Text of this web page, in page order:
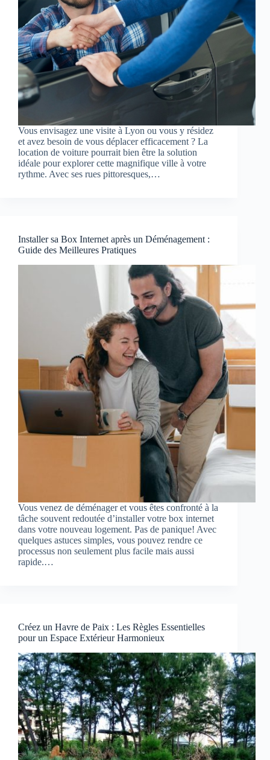
Vous envisagez une visite à Lyon ou vous y résidez
et avez besoin de vous déplacer efficacement ? La
location de voiture pourrait bien être la solution
idéale pour explorer cette magnifique ville à votre
rythme. Avec ses rues pittoresques,…
Installer sa Box Internet après un Déménagement :
Guide des Meilleures Pratiques
Vous venez de déménager et vous êtes confronté à la
tâche souvent redoutée d’installer votre box internet
dans votre nouveau logement. Pas de panique! Avec
quelques astuces simples, vous pouvez rendre ce
processus non seulement plus facile mais aussi
rapide.…
Créez un Havre de Paix : Les Règles Essentielles
pour un Espace Extérieur Harmonieux